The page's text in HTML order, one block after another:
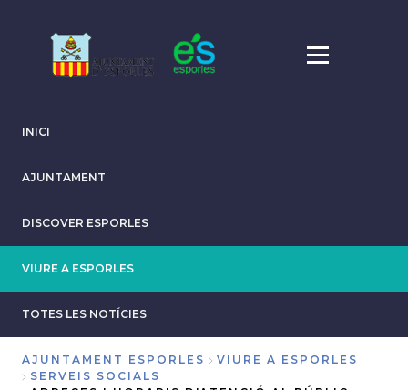
INICI
AJUNTAMENT
DISCOVER ESPORLES
VIURE A ESPORLES
TOTES LES NOTÍCIES
AJUNTAMENT ESPORLES
VIURE A ESPORLES
SERVEIS SOCIALS